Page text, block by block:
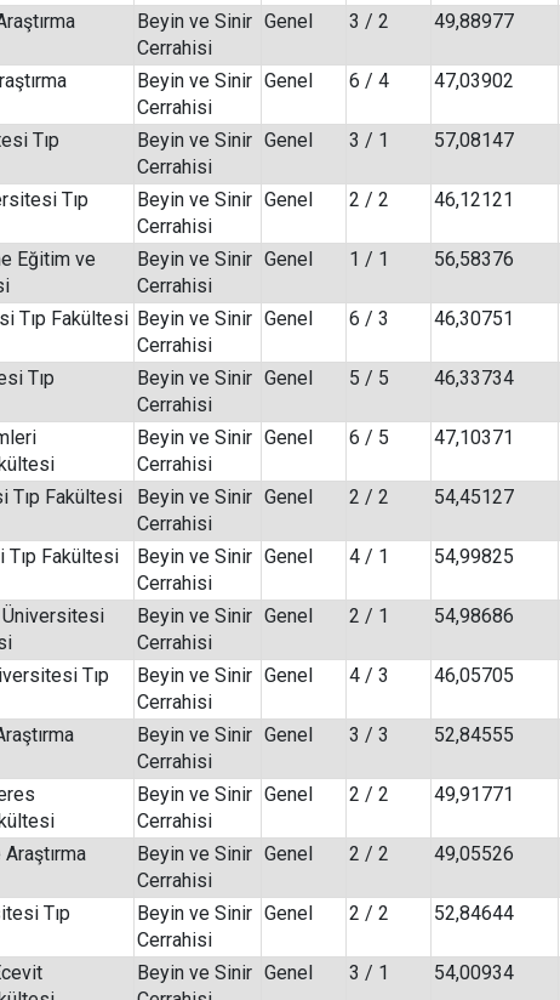
Beyin ve Sinir
Cerrahisi
Genel 3 / 2 49,88977
Beyin ve Sinir
Cerrahisi
Genel 6 / 4 47,03902
Tıp
Beyin ve Sinir
Cerrahisi
Genel 3 / 1 57,08147
Tıp
Beyin ve Sinir
Cerrahisi
Genel 2 / 2 46,12121
Eğitim ve
Beyin ve Sinir
Cerrahisi
Genel 1 / 1 56,58376
Tıp Fakültesi Beyin ve Sinir
Cerrahisi
Genel 6 / 3 46,30751
Tıp
Beyin ve Sinir
Cerrahisi
Genel 5 / 5 46,33734
Beyin ve Sinir
Cerrahisi
Genel 6 / 5 47,10371
Tıp Fakültesi
Beyin ve Sinir
Cerrahisi
Genel 2 / 2 54,45127
Fakültesi
Beyin ve Sinir
Cerrahisi
Genel 4 / 1 54,99825
Üniversitesi
Beyin ve Sinir
Cerrahisi
Genel 2 / 1 54,98686
Tıp
Beyin ve Sinir
Cerrahisi
Genel 4 / 3 46,05705
Beyin ve Sinir
Cerrahisi
Genel 3 / 3 52,84555
Beyin ve Sinir
Cerrahisi
Genel 2 / 2 49,91771
Beyin ve Sinir
Cerrahisi
Genel 2 / 2 49,05526
Tıp
Beyin ve Sinir
Cerrahisi
Genel 2 / 2 52,84644
Beyin ve Sinir Genel 3 / 1 54,00934